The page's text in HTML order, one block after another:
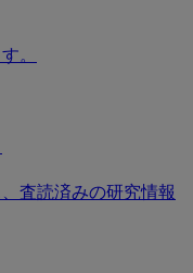
。
査読済みの研究情報